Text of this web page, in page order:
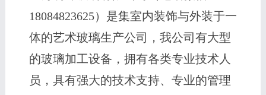
18084823625）是集室内装饰与外装于一
体的艺术玻璃生产公司，我公司有大型
的玻璃加工设备，拥有各类专业技术人
员，具有强大的技术支持、专业的管理